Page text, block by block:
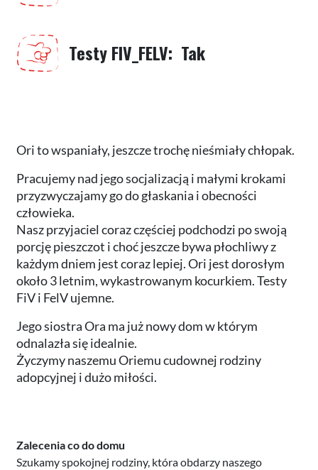
Testy FIV_FELV Tak
Ori to wspaniały, jeszcze trochę nieśmiały chłopak.
Pracujemy nad jego socjalizacją i małymi krokami
przyzwyczajamy go do głaskania i obecności
człowieka.
Nasz przyjaciel coraz częściej podchodzi po swoją
porcję pieszczot i choć jeszcze bywa płochliwy z
każdym dniem jest coraz lepiej. Ori jest dorosłym
około 3 letnim, wykastrowanym kocurkiem. Testy
FiV i FelV ujemne.
Jego siostra Ora ma już nowy dom w którym
odnalazła się idealnie.
Życzymy naszemu Oriemu cudownej rodziny
adopcyjnej i dużo miłości.
Zalecenia co do domu
Szukamy spokojnej rodziny, która obdarzy naszego